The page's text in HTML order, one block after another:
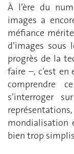
À l’ère du
images a
méfiance
d’images
progrès de la
faire –, c’est
comprendre
s’interroger
mondialisation
bien trop